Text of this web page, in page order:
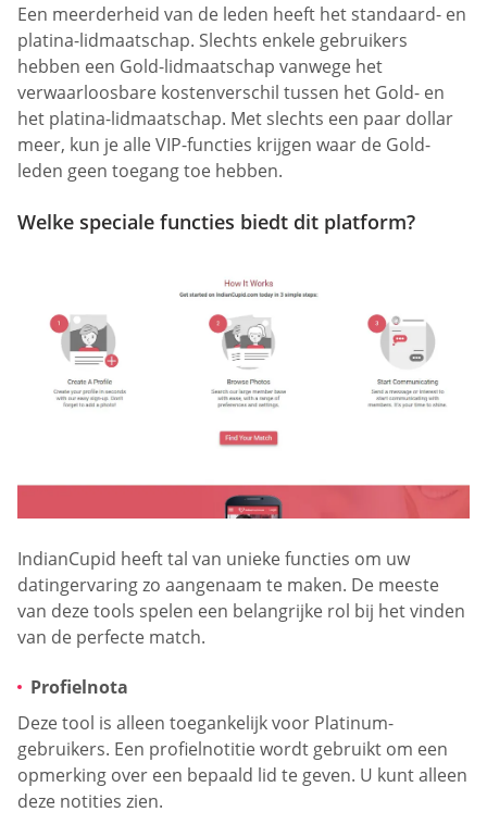
Een meerderheid van de leden heeft het standaard- en
platina-lidmaatschap. Slechts enkele gebruikers
hebben een Gold-lidmaatschap vanwege het
verwaarloosbare kostenverschil tussen het Gold- en
het platina-lidmaatschap. Met slechts een paar dollar
meer, kun je alle VIP-functies krijgen waar de Gold-
leden geen toegang toe hebben.
Welke speciale functies biedt dit platform?
IndianCupid heeft tal van unieke functies om uw
datingervaring zo aangenaam te maken. De meeste
van deze tools spelen een belangrijke rol bij het vinden
van de perfecte match.
Profielnota
Deze tool is alleen toegankelijk voor Platinum-
gebruikers. Een profielnotitie wordt gebruikt om een
opmerking over een bepaald lid te geven. U kunt alleen
deze notities zien.